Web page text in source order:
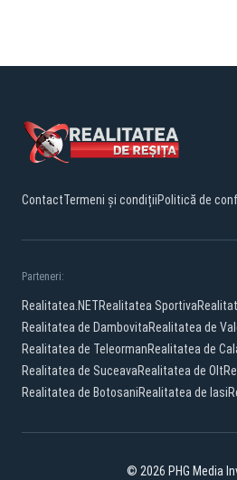
ContactTermeni și condițiiPolitică de
Parteneri:
Realitatea.NETRealitatea Sportiva
Realitatea de DambovitaRealitatea de
Realitatea de TeleormanRealitatea de
Realitatea de SuceavaRealitatea de Olt
Realitatea de BotosaniRealitatea de Iasi
© 2026 PHG Media